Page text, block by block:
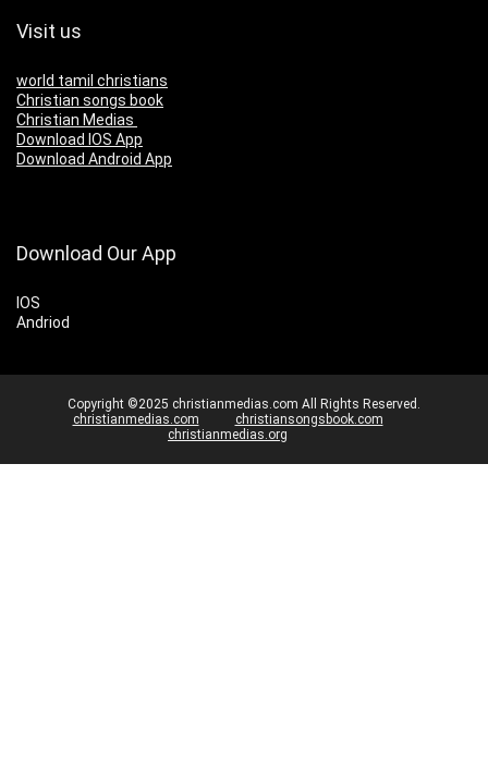
Visit us
world tamil christians
Christian songs book
Christian Medias
Download IOS App
Download Android App
Download Our App
IOS
Andriod
Copyright ©2025 christianmedias.com All Rights Reserved.
christianmedias.com
christiansongsbook.com
christianmedias.org